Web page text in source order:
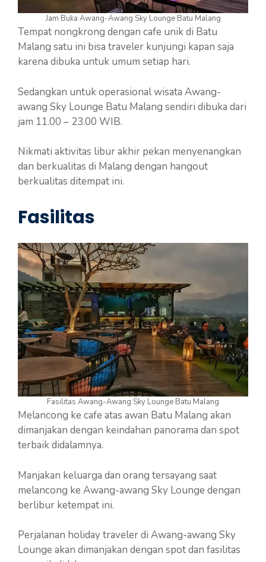
Jam Buka Awang-Awang Sky Lounge Batu Malang
Tempat nongkrong dengan cafe unik di Batu
Malang satu ini bisa traveler kunjungi kapan saja
karena dibuka untuk umum setiap hari.
Sedangkan untuk operasional wisata Awang-
awang Sky Lounge Batu Malang sendiri dibuka dari
jam 11.00 – 23.00 WIB.
Nikmati aktivitas libur akhir pekan menyenangkan
dan berkualitas di Malang dengan hangout
berkualitas ditempat ini.
Fasilitas
Fasilitas Awang-Awang Sky Lounge Batu Malang
Melancong ke cafe atas awan Batu Malang akan
dimanjakan dengan keindahan panorama dan spot
terbaik didalamnya.
Manjakan keluarga dan orang tersayang saat
melancong ke Awang-awang Sky Lounge dengan
berlibur ketempat ini.
Perjalanan holiday traveler di Awang-awang Sky
Lounge akan dimanjakan dengan spot dan fasilitas